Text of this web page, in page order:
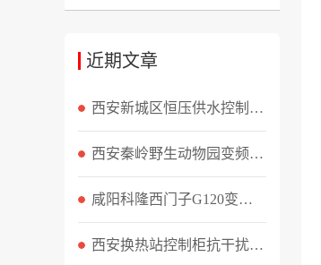
近期文章
西安新城区恒压供水控制柜无法恒压？三处隐患排查实录
西安秦岭野生动物园变频器输出缺相故障排查记录
咸阳科隆西门子G120变频器F30004过载故障现场维修实录
西安换热站控制柜抗干扰措施都有哪些